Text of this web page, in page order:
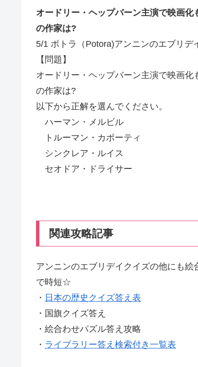
オードリー・ヘップバーン主演で映画
の作家は?
5/1 ポトラ（Potora)アンニンのエブリデ
【問題】
オードリー・ヘップバーン主演で映画
の作家は?
以下から正解を選んでください。
ハーマン・メルビル
トルーマン・カポーティ
シンクレア・ルイス
セオドア・ドライサー
関連攻略記事
アンニンのエブリデイクイズの他にも
で時短☆
・ 日本の歴史クイズ答え表
・国旗クイズ答え
・絵合わせパズル答え攻略
・ ライブラリー答え検索付き一覧表